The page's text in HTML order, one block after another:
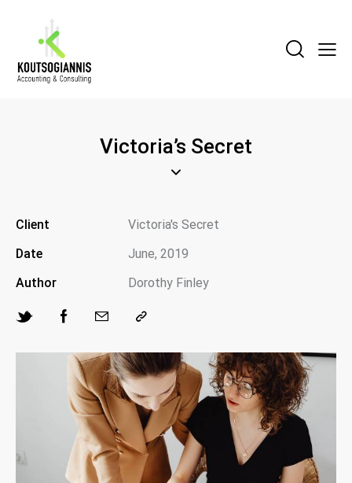
Victoria’s Secret
Client
Victoria's Secret
Date
June, 2019
Author
Dorothy Finley